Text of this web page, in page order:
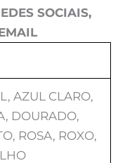
SOCIAIS,
AZUL CLARO,
DOURADO,
ROSA, ROXO,